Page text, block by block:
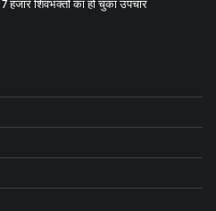
शिवभक्तों का हो चुका उपचार